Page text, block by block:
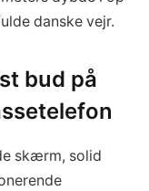
danske vejr.
bud på
skærm, solid